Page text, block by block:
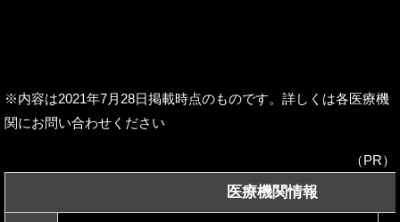
※内容は2021年7月28日掲載時点のものです。詳しくは各医療機
関にお問い合わせください
（PR）
医療機関情報